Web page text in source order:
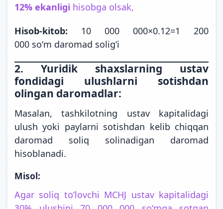
12% ekanligi hisobga olsak,
Hisob-kitob: 10 000 000×0.12=1 200
000 soʻm daromad soligʻi
2. Yuridik shaxslarning ustav
fondidagi ulushlarni sotishdan
olingan daromadlar:
Masalan, tashkilotning ustav kapitalidagi
ulush yoki paylarni sotishdan kelib chiqqan
daromad soliq solinadigan daromad
hisoblanadi.
Misol:
Agar soliq toʻlovchi MCHJ ustav kapitalidagi